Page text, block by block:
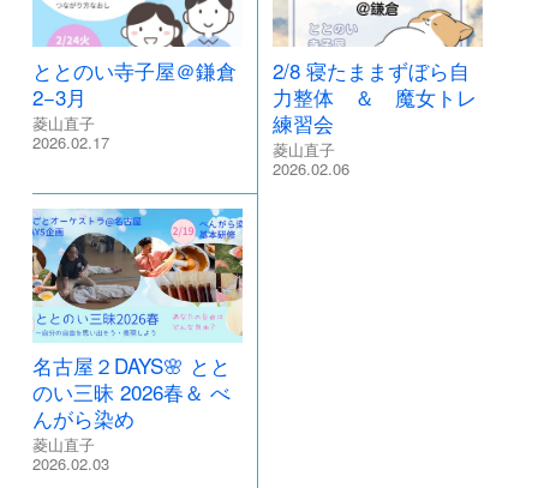
ととのい寺子屋＠鎌倉
2−3月
菱山直子
2026.02.17
2/8 寝たままずぼら自
力整体 ＆ 魔女トレ
練習会
菱山直子
2026.02.06
名古屋２DAYS🌸 とと
のい三昧 2026春＆ べ
んがら染め
菱山直子
2026.02.03